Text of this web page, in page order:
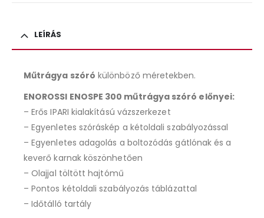
LEÍRÁS
Műtrágya szóró különböző méretekben.
ENOROSSI ENOSPE 300 műtrágya szóró előnyei:
– Erős IPARI kialakítású vázszerkezet
– Egyenletes szóráskép a kétoldali szabályozással
– Egyenletes adagolás a boltozódás gátlónak és a
keverő karnak köszönhetően
– Olajjal töltött hajtómű
– Pontos kétoldali szabályozás táblázattal
– Időtálló tartály